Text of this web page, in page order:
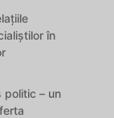
în
politic – un